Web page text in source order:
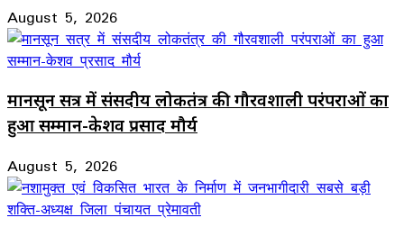
August 5, 2026
मानसून सत्र में संसदीय लोकतंत्र की गौरवशाली परंपराओं का
हुआ सम्मान-केशव प्रसाद मौर्य
August 5, 2026